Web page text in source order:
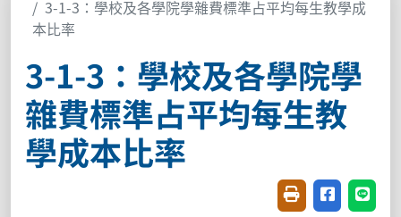
3-1-3：學校及各學院學雜費標準占平均每生教學成
本比率
3-1-3：學校及各學院學
雜費標準占平均每生教
學成本比率
友善列印(開新視
分享至臉書
分享